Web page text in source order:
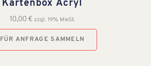
Kartenbox Acryl
10,00 € zzgl. 19% MwSt.
FÜR ANFRAGE SAMMELN